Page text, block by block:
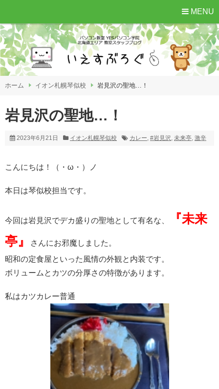
MENU
ホーム イオン札幌琴似校 岩見沢の聖地…！
岩見沢の聖地…！
2023年6月21日 イオン札幌琴似校 カレー, #岩見沢, 未来亭, 激辛
こんにちは！（・ω・）ノ
本日は琴似校担当です。
今回は岩見沢でデカ盛りの聖地として有名な、
『未来
亭』
さんにお邪魔しました。
昭和の定食屋といった風情の外観と内装です。
ボリュームとカツの分厚さの特徴があります。
私はカツカレー普通